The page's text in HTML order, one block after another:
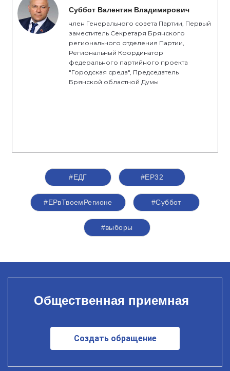
Суббот Валентин Владимирович
член Генерального совета Партии, Первый
заместитель Секретаря Брянского
регионального отделения Партии,
Региональный Координатор
федерального партийного проекта
"Городская среда", Председатель
Брянской областной Думы
#ЕДГ #ЕР32
#ЕРвТвоемРегионе #Суббот
#выборы
Общественная приемная
Создать обращение